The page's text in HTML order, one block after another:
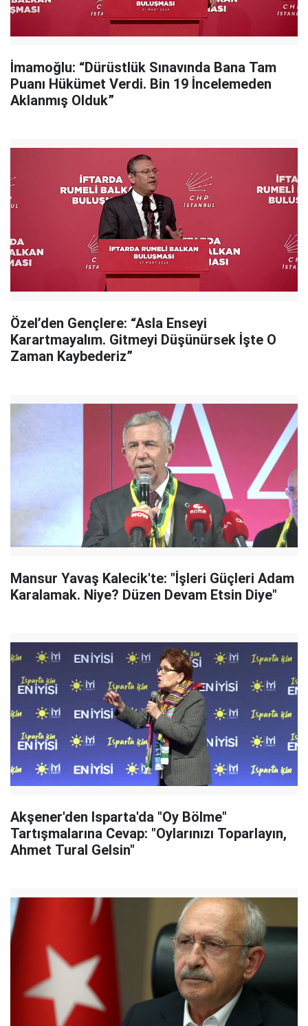
İmamoğlu: “Dürüstlük Sınavında Bana Tam
Puanı Hükümet Verdi. Bin 19 İncelemeden
Aklanmış Olduk”
Özel’den Gençlere: “Asla Enseyi
Karartmayalım. Gitmeyi Düşünürsek İşte O
Zaman Kaybederiz”
Mansur Yavaş Kalecik'te: "İşleri Güçleri Adam
Karalamak. Niye? Düzen Devam Etsin Diye"
Akşener'den Isparta'da "Oy Bölme"
Tartışmalarına Cevap: "Oylarınızı Toparlayın,
Ahmet Tural Gelsin"